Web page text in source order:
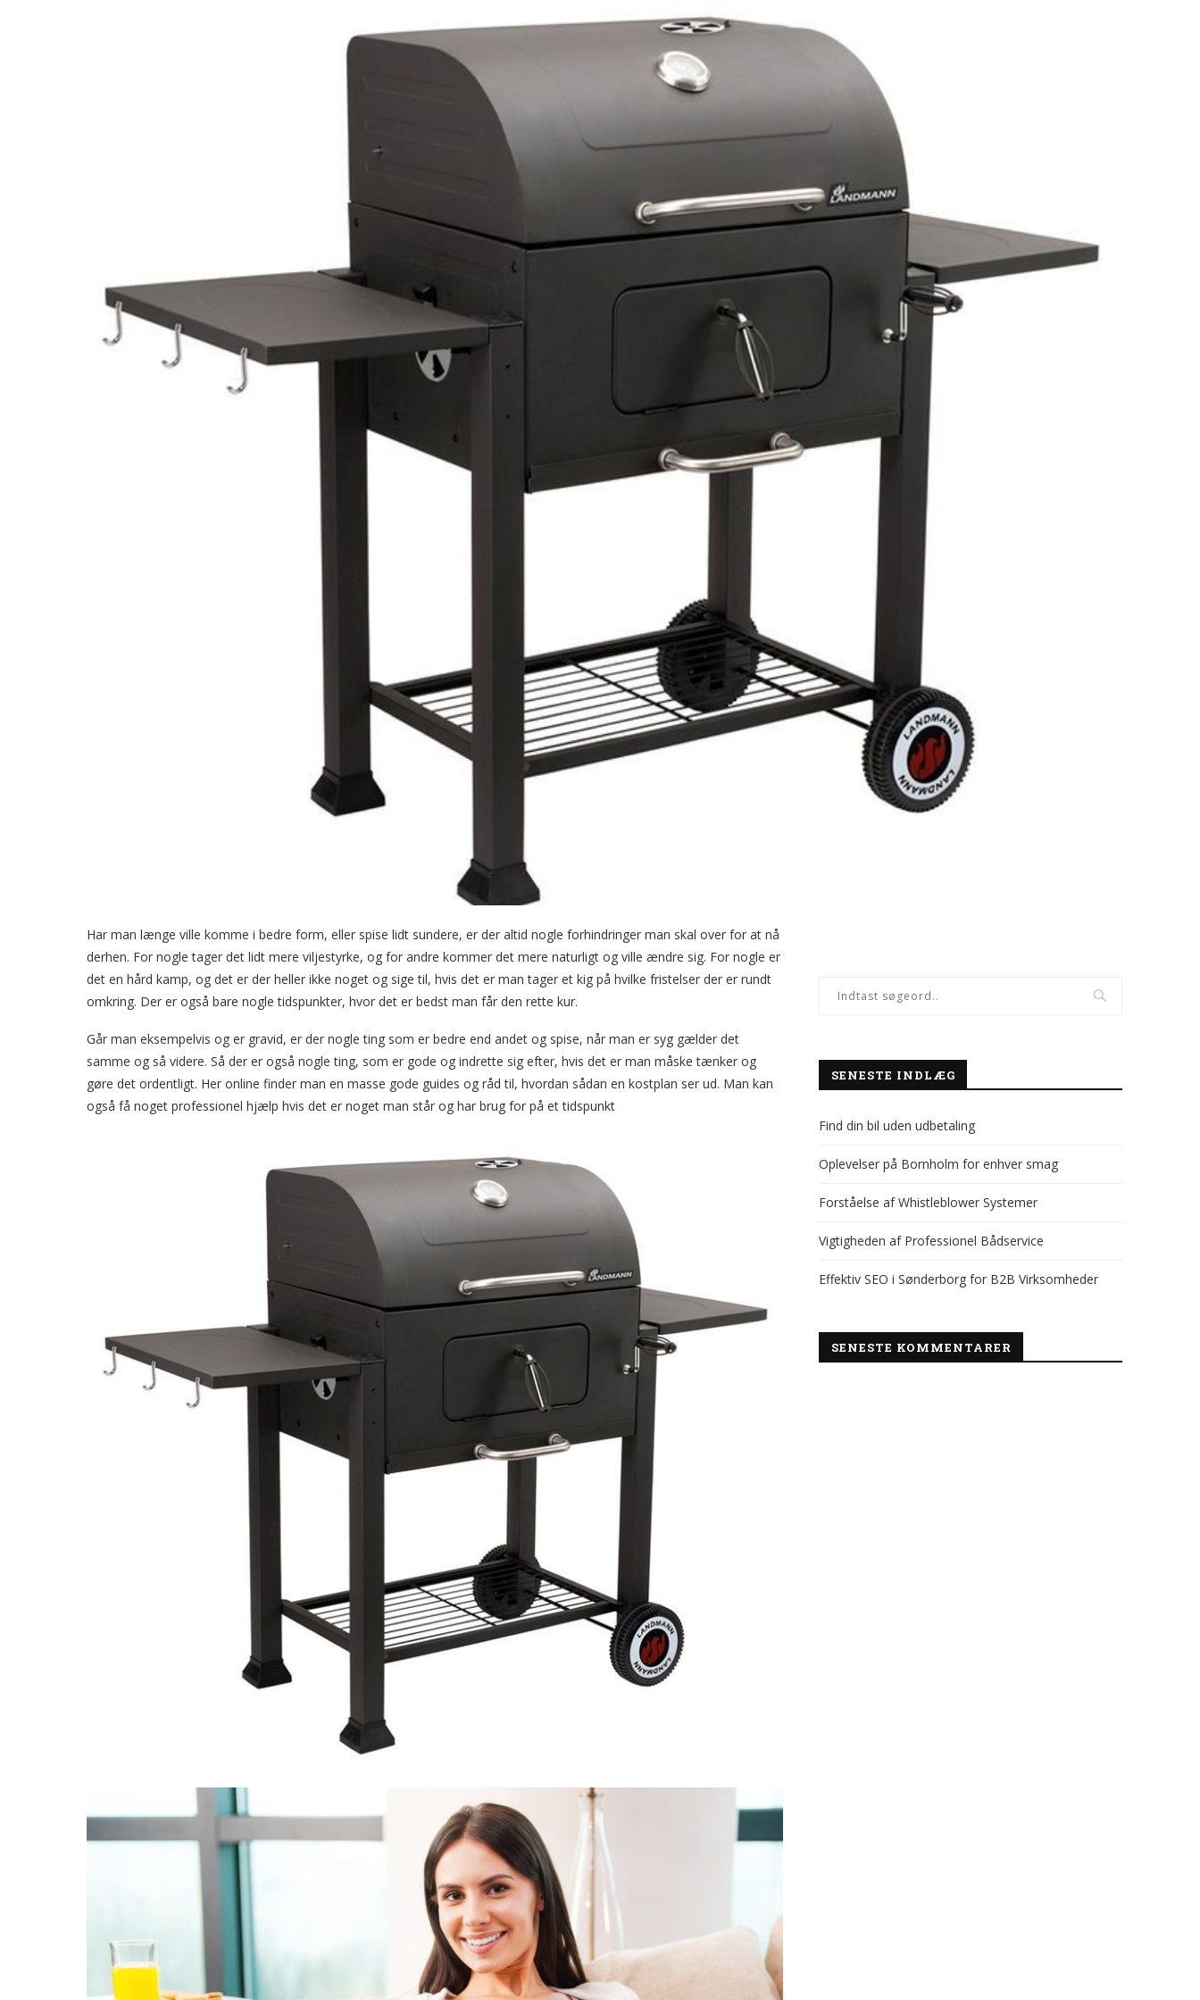
Har man længe ville komme i bedre form, eller spise lidt sundere, er der altid nogle forhindringer man skal over for at nå
derhen. For nogle tager det lidt mere viljestyrke, og for andre kommer det mere naturligt og ville ændre sig. For nogle er
det en hård kamp, og det er der heller ikke noget og sige til, hvis det er man tager et kig på hvilke fristelser der er rundt
omkring. Der er også bare nogle tidspunkter, hvor det er bedst man får den rette kur.
Går man eksempelvis og er gravid, er der nogle ting som er bedre end andet og spise, når man er syg gælder det
samme og så videre. Så der er også nogle ting, som er gode og indrette sig efter, hvis det er man måske tænker og
gøre det ordentligt. Her online finder man en masse gode guides og råd til, hvordan sådan en kostplan ser ud. Man kan
også få noget professionel hjælp hvis det er noget man står og har brug for på et tidspunkt
SENESTE INDLÆG
Find din bil uden udbetaling
Oplevelser på Bornholm for enhver smag
Forståelse af Whistleblower Systemer
Vigtigheden af Professionel Bådservice
Effektiv SEO i Sønderborg for B2B Virksomheder
SENESTE KOMMENTARER